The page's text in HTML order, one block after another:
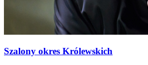
Szalony okres Królewskich